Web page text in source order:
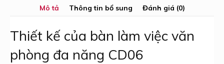
Mô tả Thông tin bổ sung Đánh giá (0)
Thiết kế của bàn làm việc văn
phòng đa năng CD06